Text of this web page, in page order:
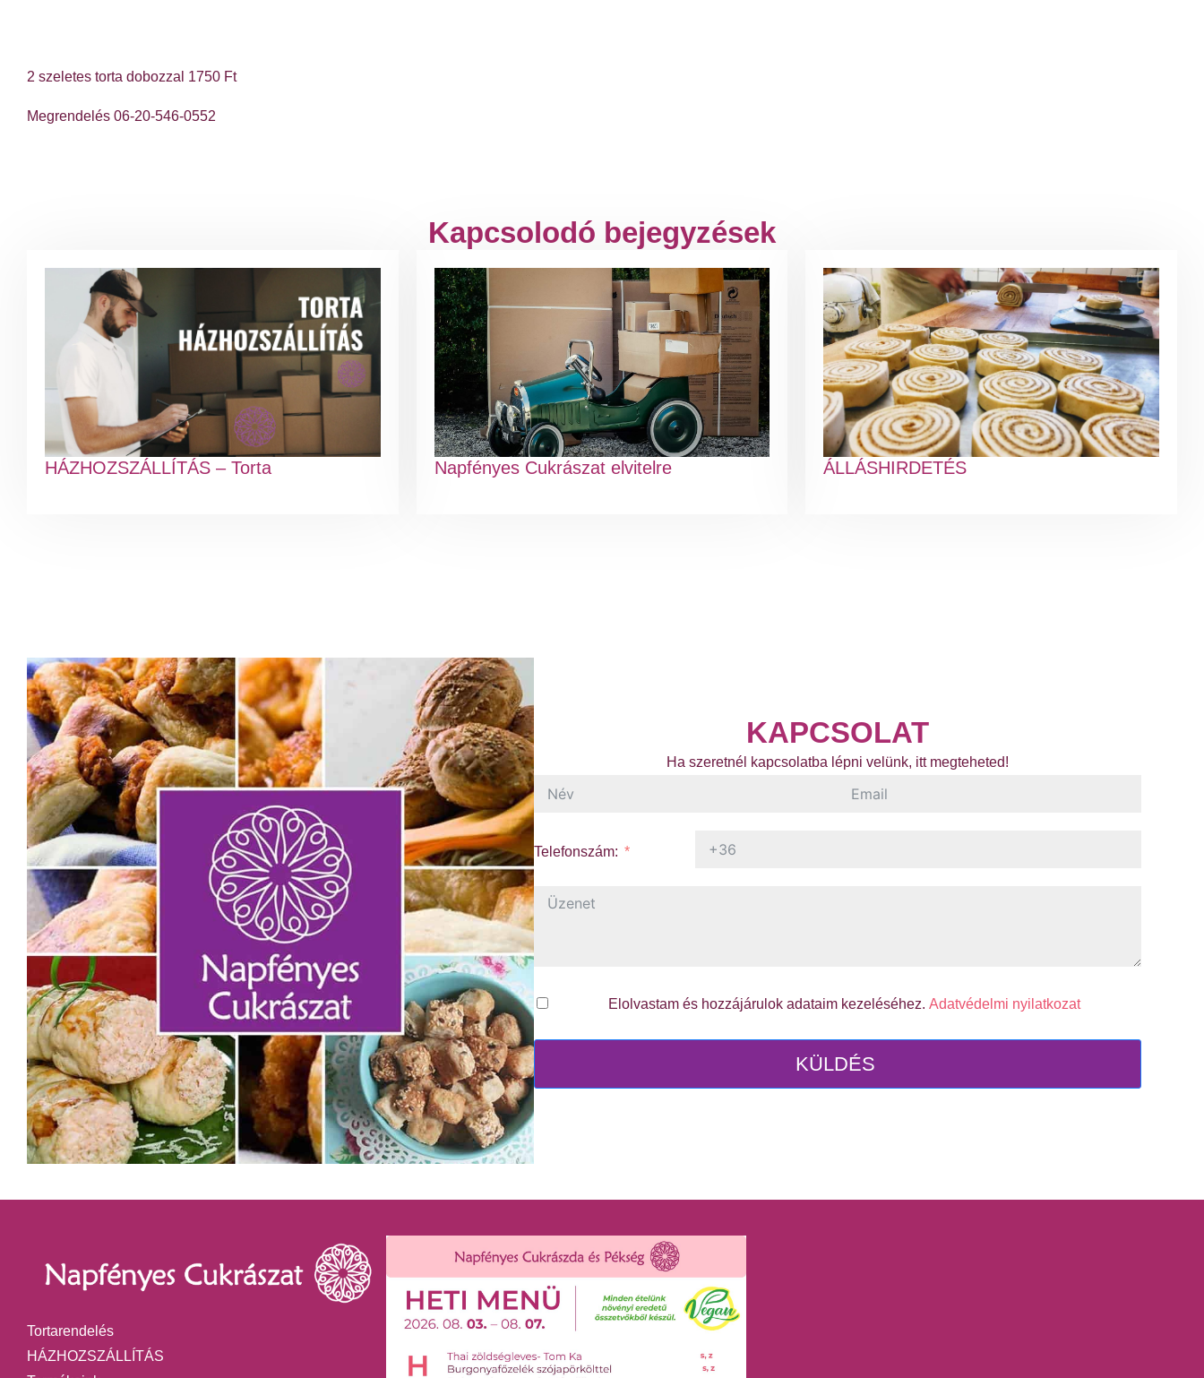
2 szeletes torta dobozzal 1750 Ft
Megrendelés 06-20-546-0552
Kapcsolodó bejegyzések
HÁZHOZSZÁLLÍTÁS – Torta Napfényes Cukrászat elvitelre ÁLLÁSHIRDETÉS
KAPCSOLAT
Ha szeretnél kapcsolatba lépni velünk, itt megteheted!
Telefonszám:
Elolvastam és hozzájárulok adataim kezeléséhez. Adatvédelmi nyilatkozat
KÜLDÉS
Tortarendelés
HÁZHOZSZÁLLÍTÁS